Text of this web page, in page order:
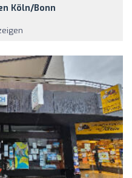
Köln/Bonn